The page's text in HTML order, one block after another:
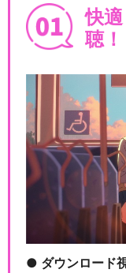
快
聴！
ダウンロード